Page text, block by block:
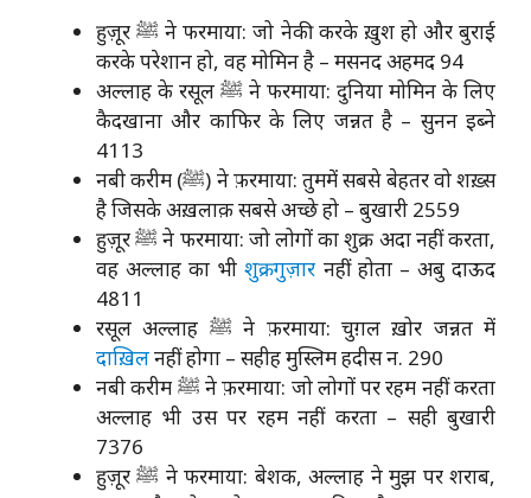
हुज़ूर ﷺ ने फरमाया: जो नेकी करके ख़ुश हो और बुराई
करके परेशान हो, वह मोमिन है – मसनद अहमद 94
अल्लाह के रसूल ﷺ ने फरमाया: दुनिया मोमिन के लिए
कैदखाना और काफिर के लिए जन्नत है – सुनन इब्ने
4113
नबी करीम (ﷺ) ने फ़रमाया: तुममें सबसे बेहतर वो शख़्स
है जिसके अख़लाक़ सबसे अच्छे हो – बुखारी 2559
हुज़ूर ﷺ ने फरमाया: जो लोगों का शुक्र अदा नहीं करता,
वह अल्लाह का भीशुक्रगुज़ार नहीं होता – अबु दाऊद
4811
रसूल अल्लाह ﷺ ने फ़रमाया: चुग़ल ख़ोर जन्नत में
दाख़िलनहीं होगा – सहीह मुस्लिम हदीस न. 290
नबी करीम ﷺ ने फ़रमाया: जो लोगों पर रहम नहीं करता
अल्लाह भी उस पर रहम नहीं करता – सही बुखारी
7376
हुज़ूर ﷺ ने फरमाया: बेशक, अल्लाह ने मुझ पर शराब,